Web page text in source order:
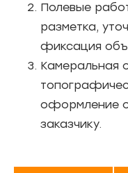
Полевые
разметка,
фиксация
Камеральная
оформление
заказчику.